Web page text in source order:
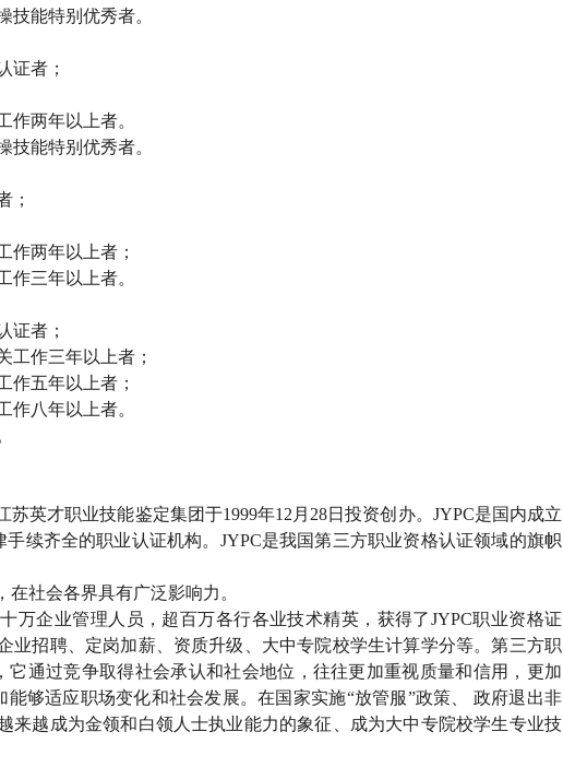
技能特别优秀者。
证者；
作两年以上者。
技能特别优秀者。
；
作两年以上者；
作三年以上者。
证者；
工作三年以上者；
作五年以上者；
作八年以上者。
苏英才职业技能鉴定集团于1999年12 月 28日投资创办。 JYPC是国内成立
续齐全的职业认证机构。 JYPC是我国第三方职业资格认证领域的旗帜
社会各界具有广泛影响力。
万企业管理人员，超百万各行各业技术精英，获得了JYPC职业资格证
业招聘、定岗加薪、资质升级、大中专院校学生计算学分等。第三方职
它通过竞争取得社会承认和社会地位，往往更加重视质量和信用，更加
够适应职场变化和社会发展。在国家实施“放管服”政策、 政府退出非
来越成为金领和白领人士执业能力的象征、成为大中专院校学生专业技